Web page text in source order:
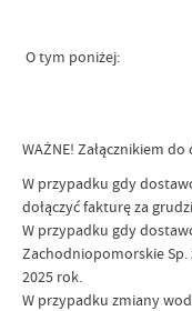
O tym poniżej:
WAŻNE! Załącznikiem
W przypadku gdy
dołączyć fakturę za
W przypadku gdy
Zachodniopomorskie Sp.
2025 rok.
W przypadku zmiany